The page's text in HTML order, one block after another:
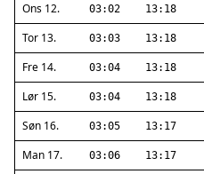
Ons 12. 03:02 13:18
Tor 13. 03:03 13:18
Fre 14. 03:04 13:18
Lør 15. 03:04 13:18
Søn 16. 03:05 13:17
Man 17. 03:06 13:17